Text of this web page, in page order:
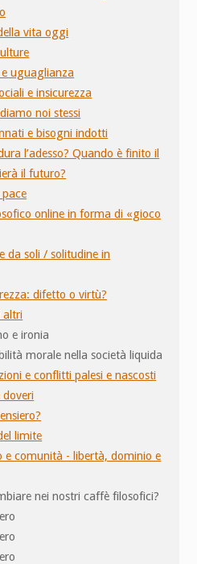
vita oggi
uguaglianza
e insicurezza
noi stessi
e bisogni indotti
l’adesso? Quando è finito il
il futuro?
online in forma di «gioco
da soli / solitudine in
difetto o virtù?
altri
e ironia
morale nella società liquida
e conflitti palesi e nascosti
doveri
limite
e comunità - libertà, dominio e
nei nostri caffè filosofici?